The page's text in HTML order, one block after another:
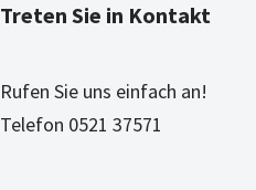
Treten Sie in Kontakt
Rufen Sie uns einfach an!
Telefon 0521 37571